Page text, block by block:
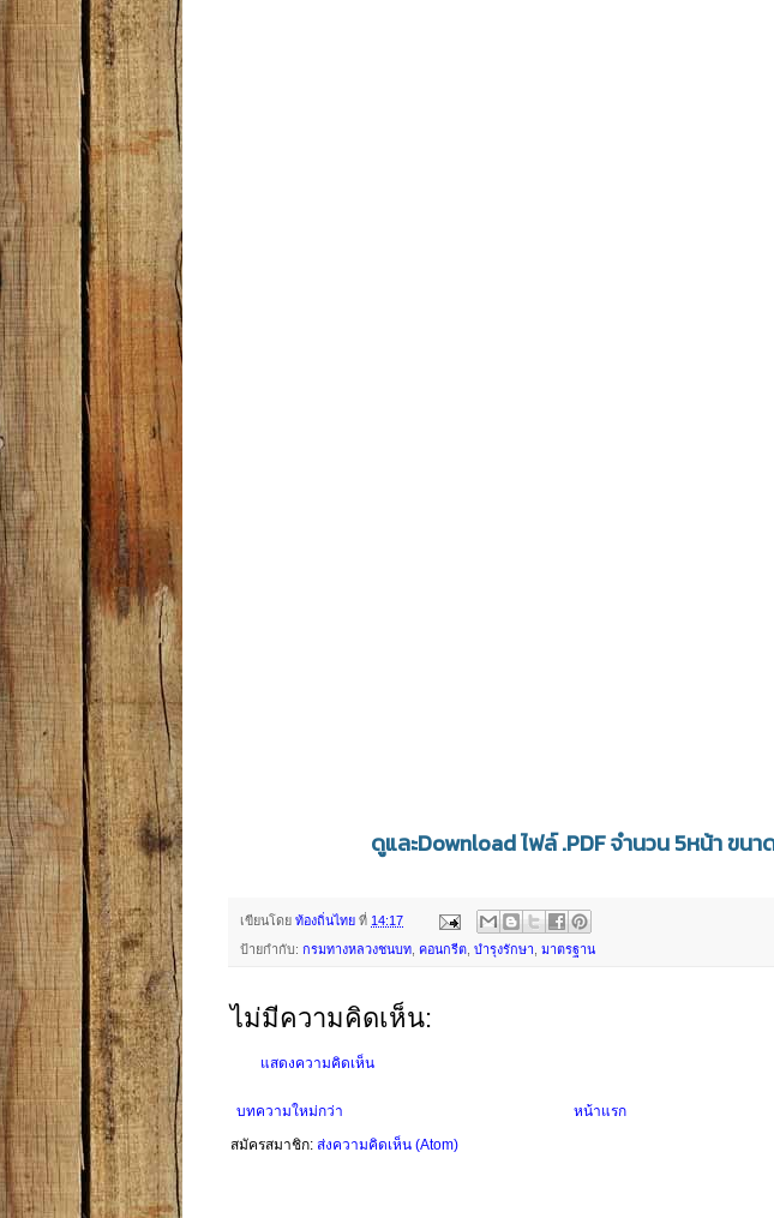
ดูและDownload ไฟล์ .PDF จำนวน 5หน้า ขนา
เขียนโดย ท้องถิ่นไทย ที่ 14:17
ป้ายกำกับ: กรมทางหลวงชนบท คอนกรีต บำรุงรักษา มาตรฐาน
ไม่มีความคิดเห็น:
แสดงความคิดเห็น
บทความใหม่กว่า
หน้าแรก
สมัครสมาชิก: ส่งความคิดเห็น (Atom)